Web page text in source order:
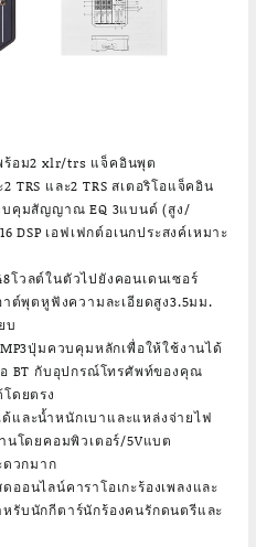
ร้อม2 xlr/trs แจ็คอินพุต
และ2 TRS สเตอริโอแจ็คอิน
คุมสัญญาณ EQ 3แบนด์ (สูง/
DSP เอฟเฟกต์อเนกประสงค์เหมาะ
โวลต์ในตัวไปยังคอนเดนเซอร์
ต์พุตหูฟังความละเอียดสูง3.5มม.
บ
ปุ่มควบคุมหลักเพื่อให้ใช้งานได้
BT กับอุปกรณ์โทรศัพท์ของคุณ
ดยตรง
และน้ำหนักเบาและแหล่งจ่ายไฟ
นโดยคอมพิวเตอร์/5Vแบต
ดวกมาก
ดออนไลน์คาราโอเกะร้องเพลงและ
รับนักกีตาร์นักร้องคนรักดนตรีและ